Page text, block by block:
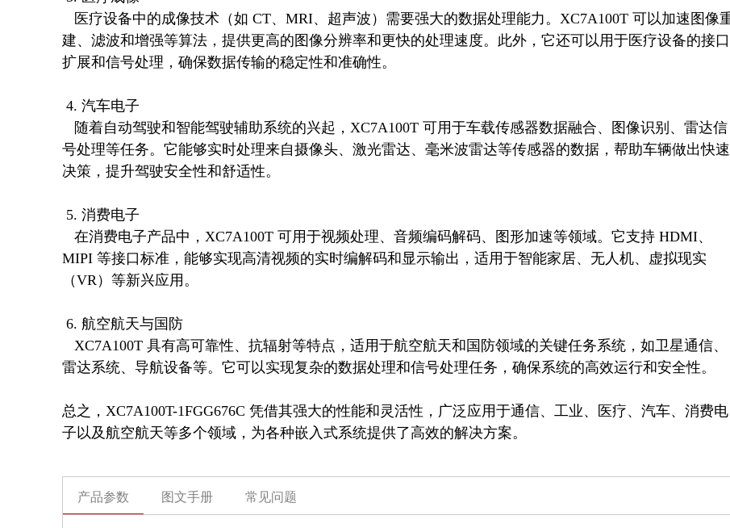
建、滤波和增强等算法，提供更高的图像分辨率和更快的处理速度。此外，它还可以用于医疗设备的接口
扩展和信号处理，确保数据传输的稳定性和准确性。
号处理等任务。它能够实时处理来自摄像头、激光雷达、毫米波雷达等传感器的数据，帮助车辆做出快速
决策，提升驾驶安全性和舒适性。
MIPI 等接口标准，能够实现高清视频的实时编解码和显示输出，适用于智能家居、无人机、虚拟现实
（VR）等新兴应用。
雷达系统、导航设备等。它可以实现复杂的数据处理和信号处理任务，确保系统的高效运行和安全性。
总之，XC7A100T-1FGG676C 凭借其强大的性能和灵活性，广泛应用于通信、工业、医疗、汽车、消费电
子以及航空航天等多个领域，为各种嵌入式系统提供了高效的解决方案。
产品参数 图文手册 常见问题